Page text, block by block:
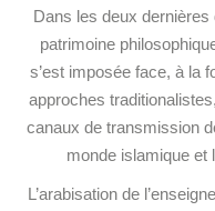
Dans les deux
patrimoine
s’est imposée face, à la
approches
canaux de transmission
monde islamique et
L’arabisation de